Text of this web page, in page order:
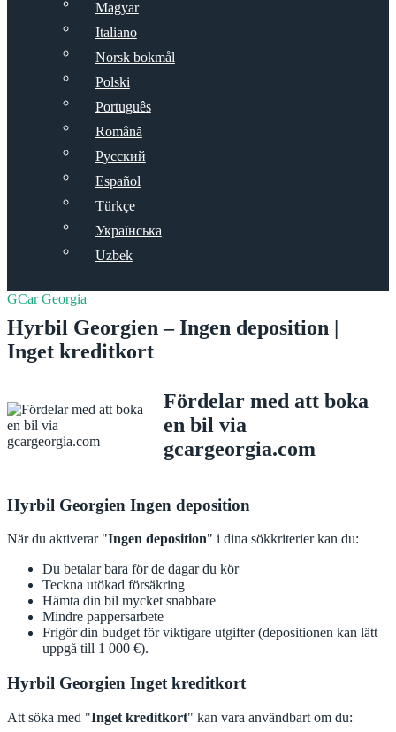
Magyar
Italiano
Norsk bokmål
Polski
Português
Română
Русский
Español
Türkçe
Українська
Uzbek
GCar Georgia
Hyrbil Georgien – Ingen deposition |
Inget kreditkort
Fördelar med att boka
en bil via
gcargeorgia.com
Hyrbil Georgien Ingen deposition
När du aktiverar "Ingen deposition" i dina sökkriterier kan du:
Du betalar bara för de dagar du kör
Teckna utökad försäkring
Hämta din bil mycket snabbare
Mindre pappersarbete
Frigör din budget för viktigare utgifter (depositionen kan lätt
uppgå till 1 000 €).
Hyrbil Georgien Inget kreditkort
Att söka med "Inget kreditkort" kan vara användbart om du: